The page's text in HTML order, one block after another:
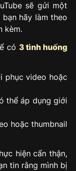
sẽ gửi một
hãy làm theo
kèm.
có 3 tình huống
phục video hoặc
thể áp dụng giới
hoặc thumbnail
hiện cẩn thận,
tin rằng mình bị